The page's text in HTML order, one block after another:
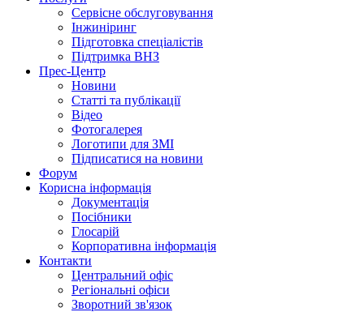
Сервісне обслуговування
Інжиніринг
Підготовка спеціалістів
Підтримка ВНЗ
Прес-Центр
Новини
Статті та публікації
Відео
Фотогалерея
Логотипи для ЗМІ
Підписатися на новини
Форум
Корисна інформація
Документація
Посібники
Глосарій
Корпоративна інформація
Контакти
Центральний офіс
Регіональні офіси
Зворотний зв'язок